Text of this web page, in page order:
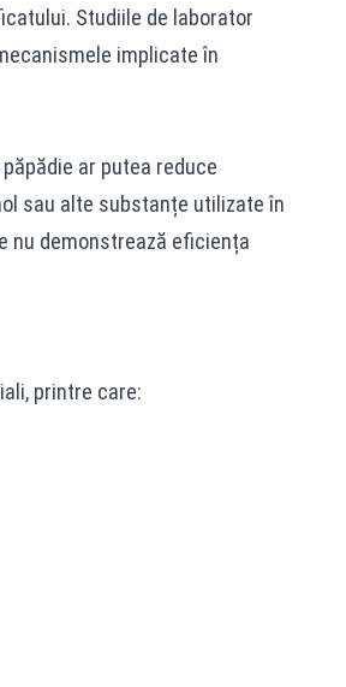
Studiile de laborator
implicate în
ar putea reduce
sau alte substanțe utilizate în
nu demonstrează eficiența
printre care: